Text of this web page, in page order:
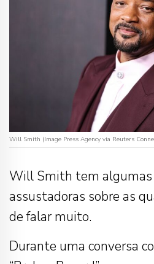
Will Smith (Image Press Agency via Reuters
Will Smith tem algumas
assustadoras sobre as
de falar muito.
Durante uma conversa